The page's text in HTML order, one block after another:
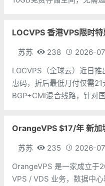
是上传
苏苏 238
2026-
LOCVPS（全球云）近日
惠码，折后最低月付仅需
BGP+CMI混合线路，针对
术，机房覆
OrangeVPS $17/年 新加
苏苏 235
2026-
OrangeVPS 是一家成立于
VPS / VDS 业务，数据中